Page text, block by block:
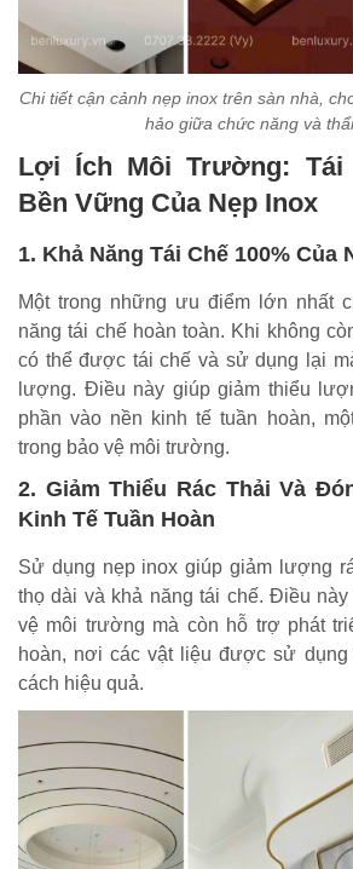
Chi tiết cận cảnh nẹp inox trên sàn nhà,
hảo giữa chức năng và
Lợi Ích Môi Trường: Tái
Bền Vững Của Nẹp Inox
1. Khả Năng Tái Chế 100% Của
Một trong những ưu điểm lớn nhất
năng tái chế hoàn toàn. Khi không
có thể được tái chế và sử dụng lại
lượng. Điều này giúp giảm thiểu
phần vào nền kinh tế tuần hoàn,
trong bảo vệ môi trường.
2. Giảm Thiểu Rác Thải Và
Kinh Tế Tuần Hoàn
Sử dụng nẹp inox giúp giảm lượng
thọ dài và khả năng tái chế. Điều
vệ môi trường mà còn hỗ trợ phát
hoàn, nơi các vật liệu được sử
cách hiệu quả.